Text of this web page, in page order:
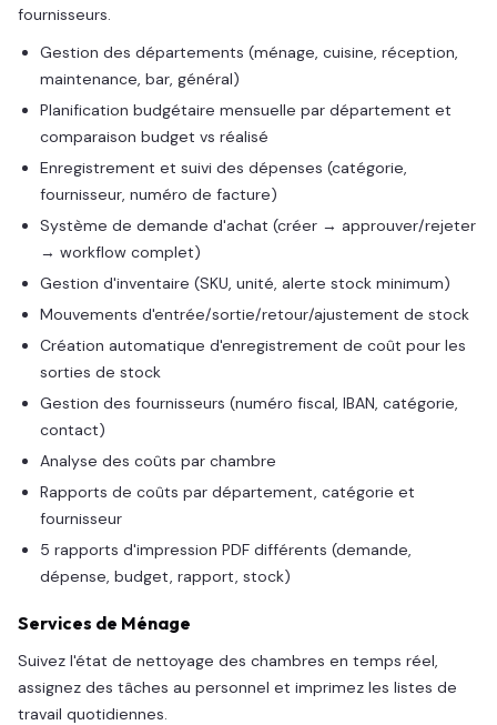
fournisseurs.
Gestion des départements (ménage, cuisine, réception,
maintenance, bar, général)
Planification budgétaire mensuelle par département et
comparaison budget vs réalisé
Enregistrement et suivi des dépenses (catégorie,
fournisseur, numéro de facture)
Système de demande d'achat (créer → approuver/rejeter
→ workflow complet)
Gestion d'inventaire (SKU, unité, alerte stock minimum)
Mouvements d'entrée/sortie/retour/ajustement de stock
Création automatique d'enregistrement de coût pour les
sorties de stock
Gestion des fournisseurs (numéro fiscal, IBAN, catégorie,
contact)
Analyse des coûts par chambre
Rapports de coûts par département, catégorie et
fournisseur
5 rapports d'impression PDF différents (demande,
dépense, budget, rapport, stock)
Services de Ménage
Suivez l'état de nettoyage des chambres en temps réel,
assignez des tâches au personnel et imprimez les listes de
travail quotidiennes.